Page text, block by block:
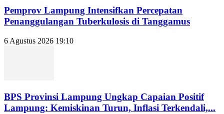
Pemprov Lampung Intensifkan Percepatan
Penanggulangan Tuberkulosis di Tanggamus
6 Agustus 2026 19:10
BPS Provinsi Lampung Ungkap Capaian Positif
Lampung: Kemiskinan Turun, Inflasi Terkendali,...